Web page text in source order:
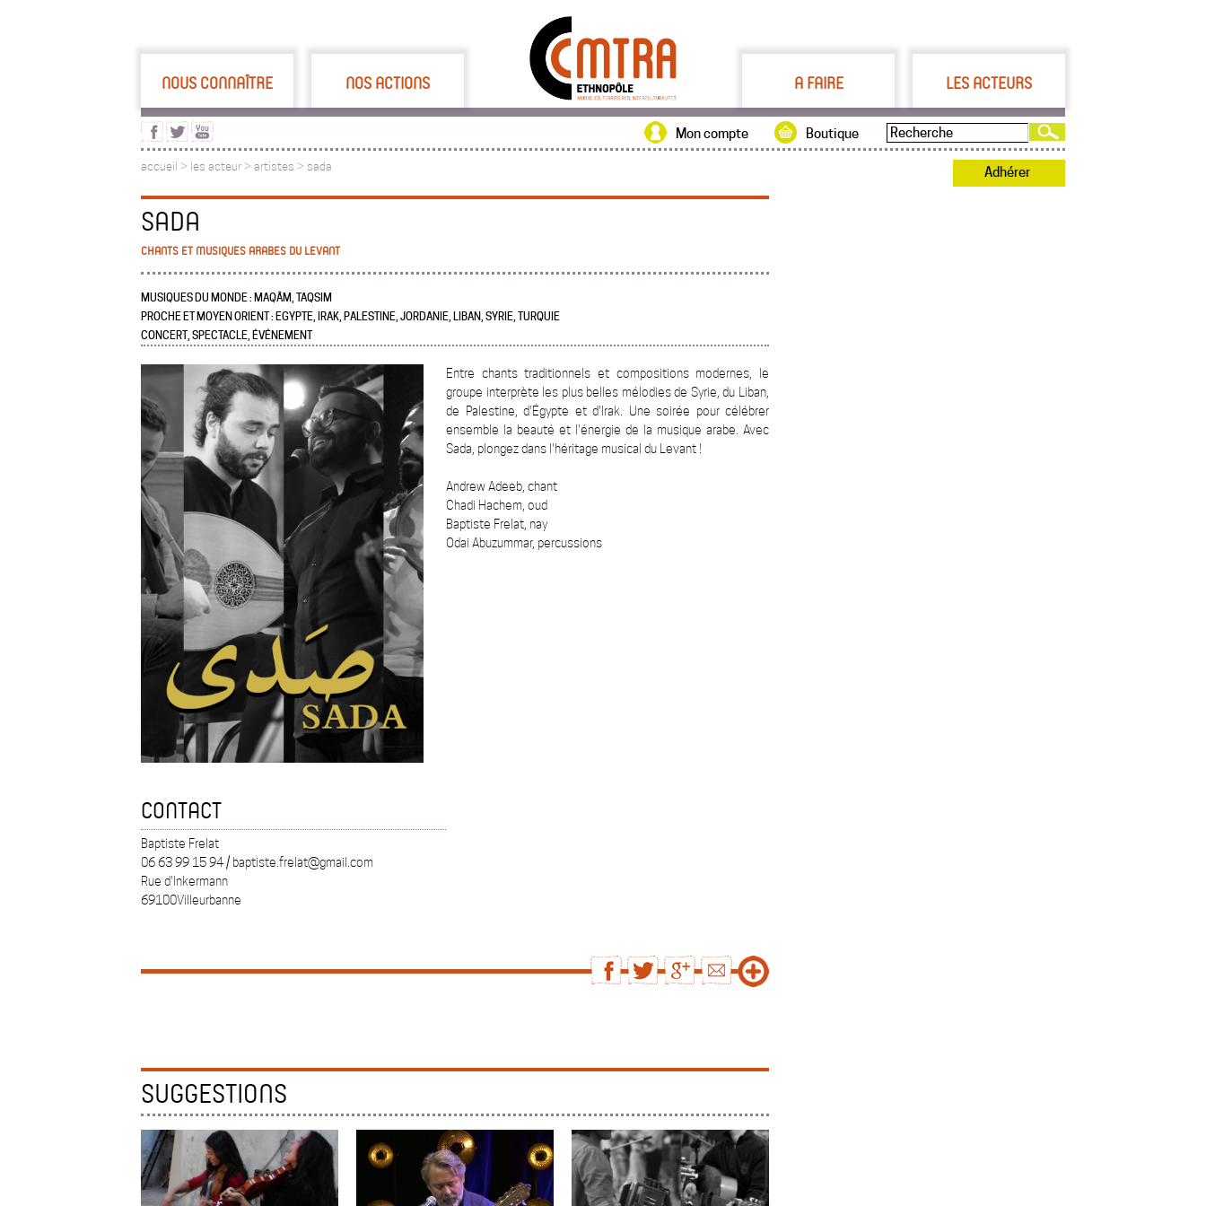
NOUS CONNAÎTRE NOS ACTIONS A FAIRE LES ACTEURS
Boutique
Mon compte
accueil > les acteur > artistes > sada Adhérer
SADA
CHANTS ET MUSIQUES ARABES DU LEVANT
MUSIQUES DU MONDE : MAQÂM, TAQSIM
PROCHE ET MOYEN ORIENT : EGYPTE, IRAK, PALESTINE, JORDANIE, LIBAN, SYRIE, TURQUIE
CONCERT, SPECTACLE, ÉVÉNEMENT
Entre chants traditionnels et compositions modernes, le
groupe interprète les plus belles mélodies de Syrie, du Liban,
de Palestine, d'Égypte et d'Irak. Une soirée pour célébrer
ensemble la beauté et l'énergie de la musique arabe. Avec
Sada, plongez dans l'héritage musical du Levant !
Andrew Adeeb, chant
Chadi Hachem, oud
Baptiste Frelat, nay
Odai Abuzummar, percussions
CONTACT
Baptiste Frelat
06 63 99 15 94 / baptiste.frelat@gmail.com
Rue d'Inkermann
69100Villeurbanne
SUGGESTIONS